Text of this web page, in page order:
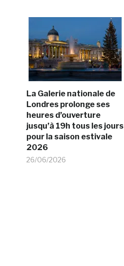
La Galerie nationale de
Londres prolonge ses
heures d’ouverture
jusqu’à 19h tous les jours
pour la saison estivale
2026
26/06/2026